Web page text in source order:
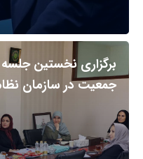
برگزاری نخستین جلسه
جمعیت در سازمان